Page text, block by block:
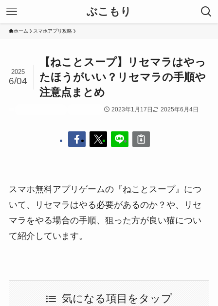
ぶこもり
ホーム スマホアプリ攻略
【ねことスープ】リセマラはやっ
たほうがいい？リセマラの手順や
注意点まとめ
2025
6/04
2023年1月17日 2025年6月4日
スマホ無料アプリゲームの『ねことスープ』につ
いて、リセマラはやる必要があるのか？や、リセ
マラをやる場合の手順、狙った方が良い猫につい
て紹介しています。
気になる項目をタップ